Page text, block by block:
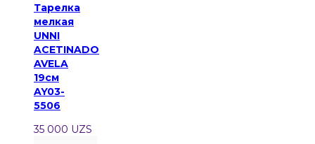
Тарелка
мелкая
UNNI
ACETINADO
AVELA
19см
AY03-
5506
35 000 UZS